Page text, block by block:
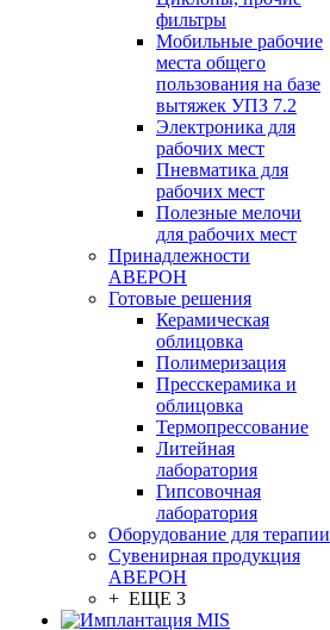
фильтры
Мобильные рабочие
места общего
пользования на базе
вытяжек УПЗ 7.2
Электроника для
рабочих мест
Пневматика для
рабочих мест
Полезные мелочи
для рабочих мест
Принадлежности
АВЕРОН
Готовые решения
Керамическая
облицовка
Полимеризация
Пресскерамика и
облицовка
Термопрессование
Литейная
лаборатория
Гипсовочная
лаборатория
Оборудование для терапии
Сувенирная продукция
АВЕРОН
+ ЕЩЕ 3